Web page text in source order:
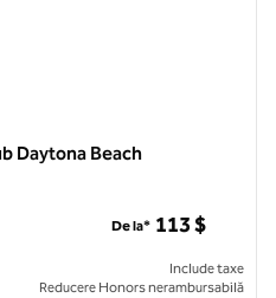
Daytona Beach
De la* 113 $
Include taxe
Reducere Honors nerambursabilă